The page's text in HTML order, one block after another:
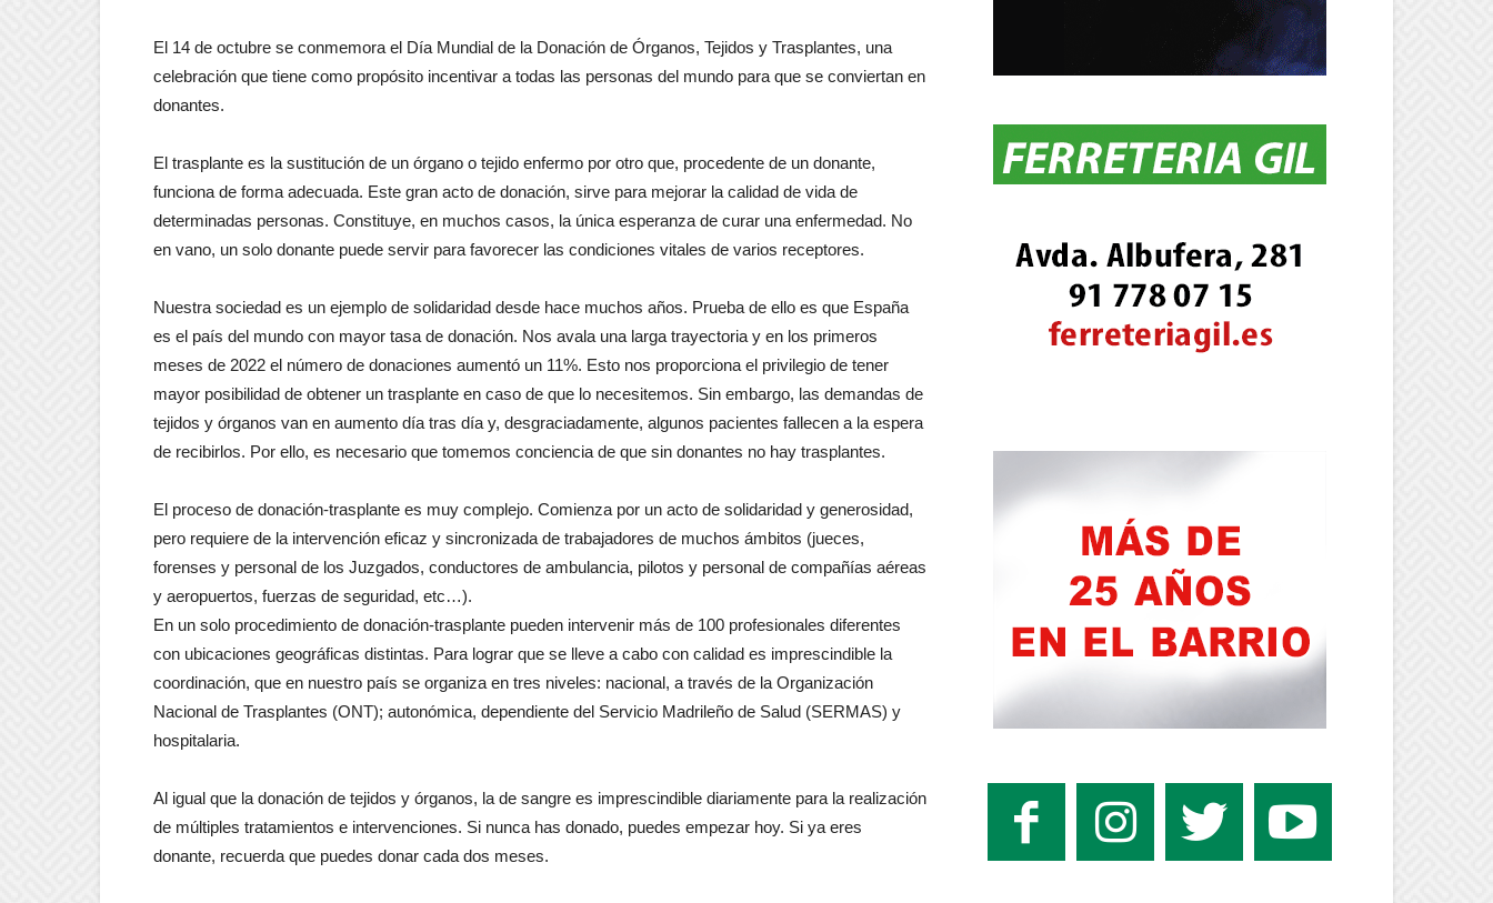
El 14 de octubre se conmemora el Día Mundial de la Donación de Órganos, Tejidos y Trasplantes, una
celebración que tiene como propósito incentivar a todas las personas del mundo para que se conviertan en
donantes.
El trasplante es la sustitución de un órgano o tejido enfermo por otro que, procedente de un donante,
funciona de forma adecuada. Este gran acto de donación, sirve para mejorar la calidad de vida de
determinadas personas. Constituye, en muchos casos, la única esperanza de curar una enfermedad. No
en vano, un solo donante puede servir para favorecer las condiciones vitales de varios receptores.
Nuestra sociedad es un ejemplo de solidaridad desde hace muchos años. Prueba de ello es que España
es el país del mundo con mayor tasa de donación. Nos avala una larga trayectoria y en los primeros
meses de 2022 el número de donaciones aumentó un 11%. Esto nos proporciona el privilegio de tener
mayor posibilidad de obtener un trasplante en caso de que lo necesitemos. Sin embargo, las demandas de
tejidos y órganos van en aumento día tras día y, desgraciadamente, algunos pacientes fallecen a la espera
de recibirlos. Por ello, es necesario que tomemos conciencia de que sin donantes no hay trasplantes.
El proceso de donación-trasplante es muy complejo. Comienza por un acto de solidaridad y generosidad,
pero requiere de la intervención eficaz y sincronizada de trabajadores de muchos ámbitos (jueces,
forenses y personal de los Juzgados, conductores de ambulancia, pilotos y personal de compañías aéreas
y aeropuertos, fuerzas de seguridad, etc…).
En un solo procedimiento de donación-trasplante pueden intervenir más de 100 profesionales diferentes
con ubicaciones geográficas distintas. Para lograr que se lleve a cabo con calidad es imprescindible la
coordinación, que en nuestro país se organiza en tres niveles: nacional, a través de la Organización
Nacional de Trasplantes (ONT); autonómica, dependiente del Servicio Madrileño de Salud (SERMAS) y
hospitalaria.
Al igual que la donación de tejidos y órganos, la de sangre es imprescindible diariamente para la realización
de múltiples tratamientos e intervenciones. Si nunca has donado, puedes empezar hoy. Si ya eres
donante, recuerda que puedes donar cada dos meses.